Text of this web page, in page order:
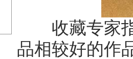
收藏专家指
品相较好的作